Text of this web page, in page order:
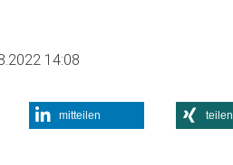
14:08
mitteilen teilen